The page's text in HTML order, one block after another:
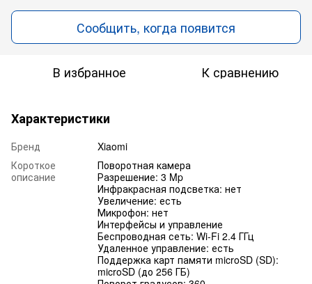
Сообщить, когда появится
В избранное К сравнению
Характеристики
Бренд
Xiaomi
Короткое
описание
Поворотная камера
Разрешение: 3 Mp
Инфракрасная подсветка: нет
Увеличение: есть
Микрофон: нет
Интерфейсы и управление
Беспроводная сеть: Wi-Fi 2.4 ГГц
Удаленное управление: есть
Поддержка карт памяти microSD (SD):
microSD (до 256 ГБ)